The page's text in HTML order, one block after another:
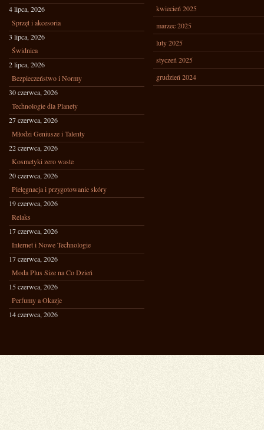
4 lipca, 2026
Sprzęt i akcesoria
3 lipca, 2026
Świdnica
2 lipca, 2026
Bezpieczeństwo i Normy
30 czerwca, 2026
Technologie dla Planety
27 czerwca, 2026
Młodzi Geniusze i Talenty
22 czerwca, 2026
Kosmetyki zero waste
20 czerwca, 2026
Pielęgnacja i przygotowanie skóry
19 czerwca, 2026
Relaks
17 czerwca, 2026
Internet i Nowe Technologie
17 czerwca, 2026
Moda Plus Size na Co Dzień
15 czerwca, 2026
Perfumy a Okazje
14 czerwca, 2026
kwiecień 2025
marzec 2025
luty 2025
styczeń 2025
grudzień 2024